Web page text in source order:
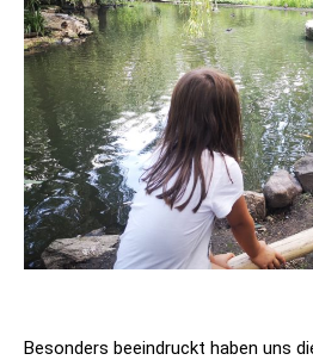
Besonders beeindruckt haben uns